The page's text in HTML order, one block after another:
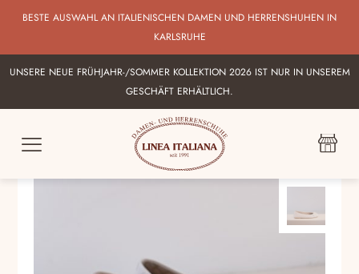
BESTE AUSWAHL AN ITALIENISCHEN DAMEN UND HERRENSHUHEN IN
KARLSRUHE
UNSERE NEUE FRÜHJAHR-/SOMMER KOLLEKTION 2026 IST NUR IN UNSEREM
GESCHÄFT ERHÄLTLICH.